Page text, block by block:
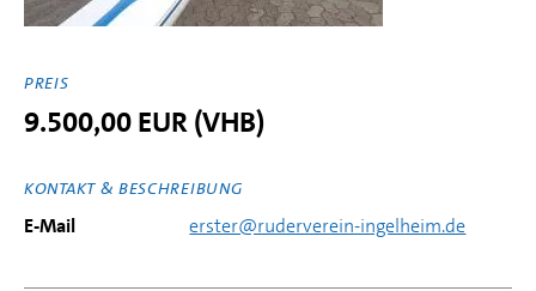
PREIS
9.500,00 EUR (VHB)
KONTAKT & BESCHREIBUNG
E-Mail erster@ruderverein-ingelheim.de